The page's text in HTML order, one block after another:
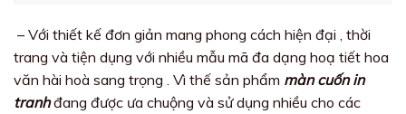
– Với thiết kế đơn giản mang phong cách hiện đại , thời
trang và tiện dụng với nhiều mẫu mã đa dạng hoạ tiết hoa
văn hài hoà sang trọng . Vì thế sản phẩm màn cuốn in
tranhđang được ưa chuộng và sử dụng nhiều cho các